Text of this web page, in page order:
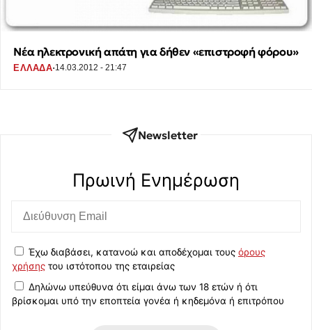
Νέα ηλεκτρονική απάτη για δήθεν «επιστροφή φόρου»
ΕΛΛΑΔΑ·14.03.2012 - 21:47
Newsletter
Πρωινή Eνημέρωση
Έχω διαβάσει, κατανοώ και αποδέχομαι τους όρους
χρήσης του ιστότοπου της εταιρείας
Δηλώνω υπεύθυνα ότι είμαι άνω των 18 ετών ή ότι
βρίσκομαι υπό την εποπτεία γονέα ή κηδεμόνα ή επιτρόπου